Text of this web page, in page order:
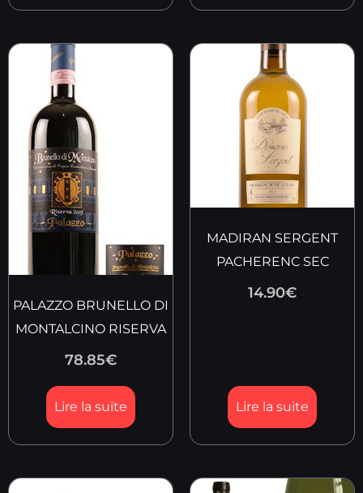
PALAZZO BRUNELLO DI
MONTALCINO RISERVA
78.85€
Lire la suite
MADIRAN SERGENT
PACHERENC SEC
14.90€
Lire la suite